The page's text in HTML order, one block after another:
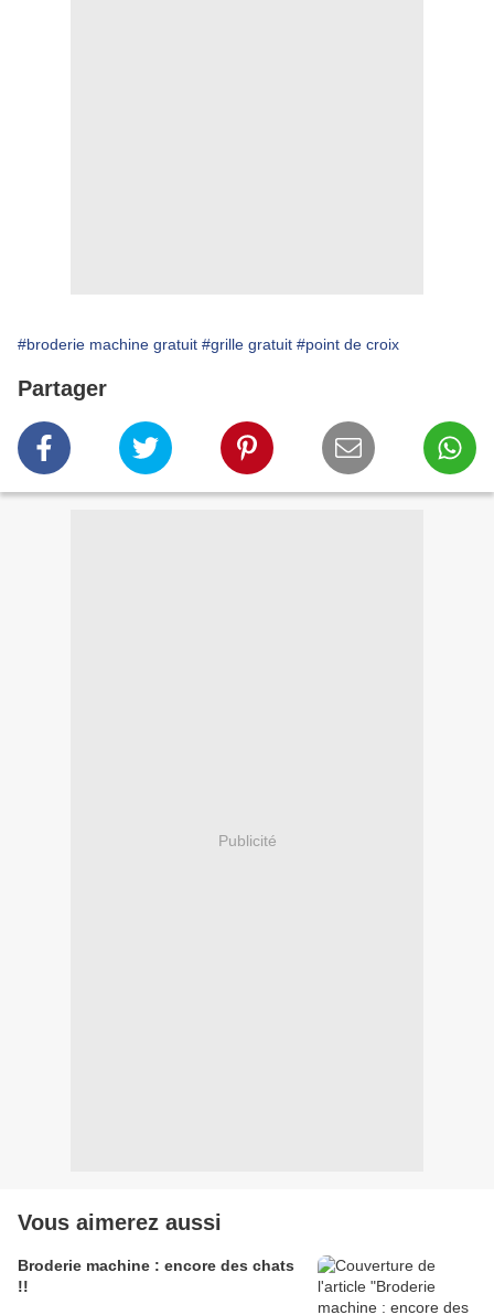
#broderie machine gratuit #grille gratuit #point de croix
Partager
Publicité
Vous aimerez aussi
Broderie machine : encore des chats
!!